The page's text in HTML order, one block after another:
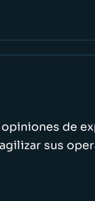
de
sus